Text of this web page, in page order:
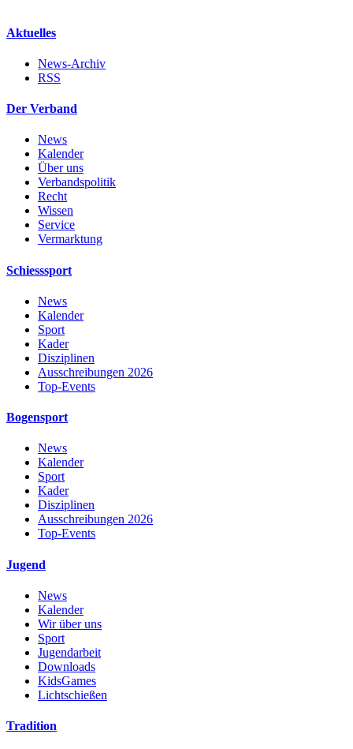
Aktuelles
News-Archiv
RSS
Der Verband
News
Kalender
Über uns
Verbandspolitik
Recht
Wissen
Service
Vermarktung
Schiesssport
News
Kalender
Sport
Kader
Disziplinen
Ausschreibungen 2026
Top-Events
Bogensport
News
Kalender
Sport
Kader
Disziplinen
Ausschreibungen 2026
Top-Events
Jugend
News
Kalender
Wir über uns
Sport
Jugendarbeit
Downloads
KidsGames
Lichtschießen
Tradition